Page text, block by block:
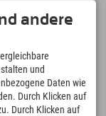
andere
und
Daten wie
Durch Klicken auf
Durch Klicken auf